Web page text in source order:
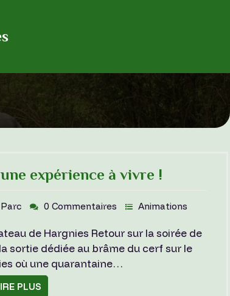
expérience à vivre !
0 Commentaires Animations
de Hargnies Retour sur la soirée de
sortie dédiée au brâme du cerf sur le
où une quarantaine…
PLUS